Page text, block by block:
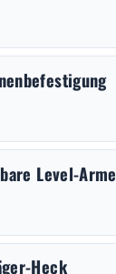
Level-Arme
Heck